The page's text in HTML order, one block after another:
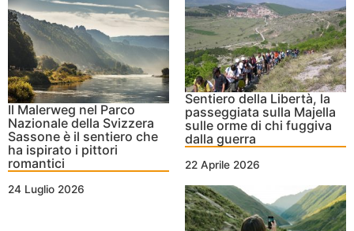
Il Malerweg nel Parco
Nazionale della Svizzera
Sassone è il sentiero che
ha ispirato i pittori
romantici
24 Luglio 2026
Sentiero della Libertà, la
passeggiata sulla Majella
sulle orme di chi fuggiva
dalla guerra
22 Aprile 2026